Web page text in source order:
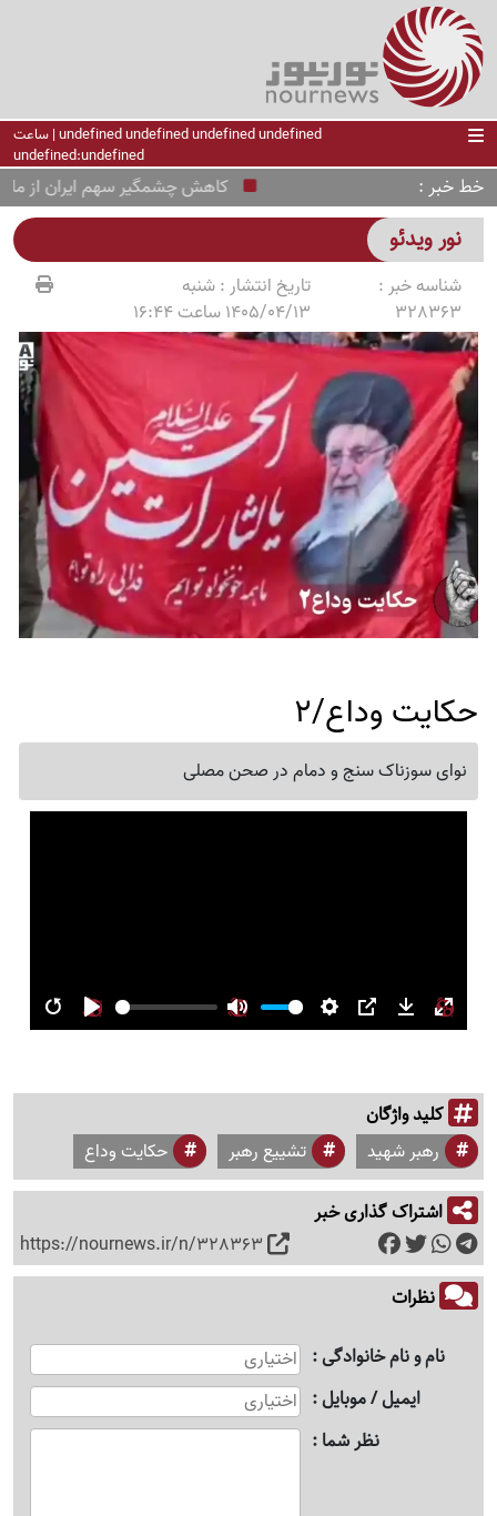
undefined undefined undefined undefined | ساعت
undefined:undefined
خط خبر کاهش چشمگیر سهم ایران از
نور ویدئو
شناسه خبر :
328363
تاریخ انتشار :شنبه
1405/04/13 ساعت 16:44
حکایت وداع/2
نوای سوزناک سنج و دمام در صحن مصلی
RestartPlay Mute Settings
PIP Download
Enter
کلید واژگان
رهبر شهید تشییع رهبر حکایت وداع
اشتراک گذاری خبر
https://nournews.ir/n/328363
نظرات
نام و نام خانوادگی
ایمیل / موبایل
نظر شما